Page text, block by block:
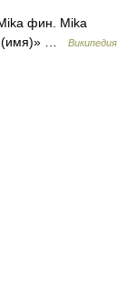
фин. Mika
(имя)» …
Википедия